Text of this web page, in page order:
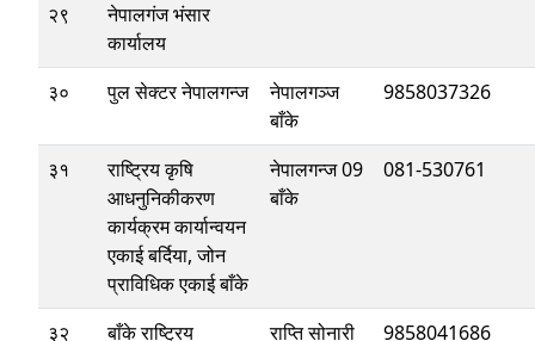
२९
नेपालगंज भंसार
कार्यालय
३०
पुल सेक्टर नेपालगन्ज
नेपालगञ्ज
बाँके
9858037326
३१
राष्ट्रिय कृषि
आधनुनिकीकरण
कार्यक्रम कार्यान्वयन
एकाई बर्दिया, जोन
प्राविधिक एकाई बाँके
नेपालगन्ज 09
बाँके
081-530761
३२
बाँके राष्ट्रिय
राप्ति सोनारी
9858041686